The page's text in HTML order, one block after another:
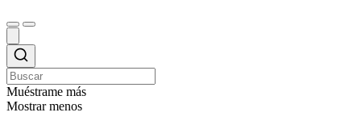
Muéstrame más
Mostrar menos